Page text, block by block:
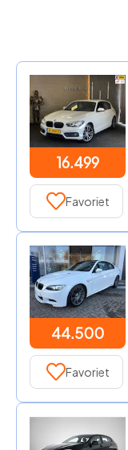
16.499
Favoriet
44.500
Favoriet